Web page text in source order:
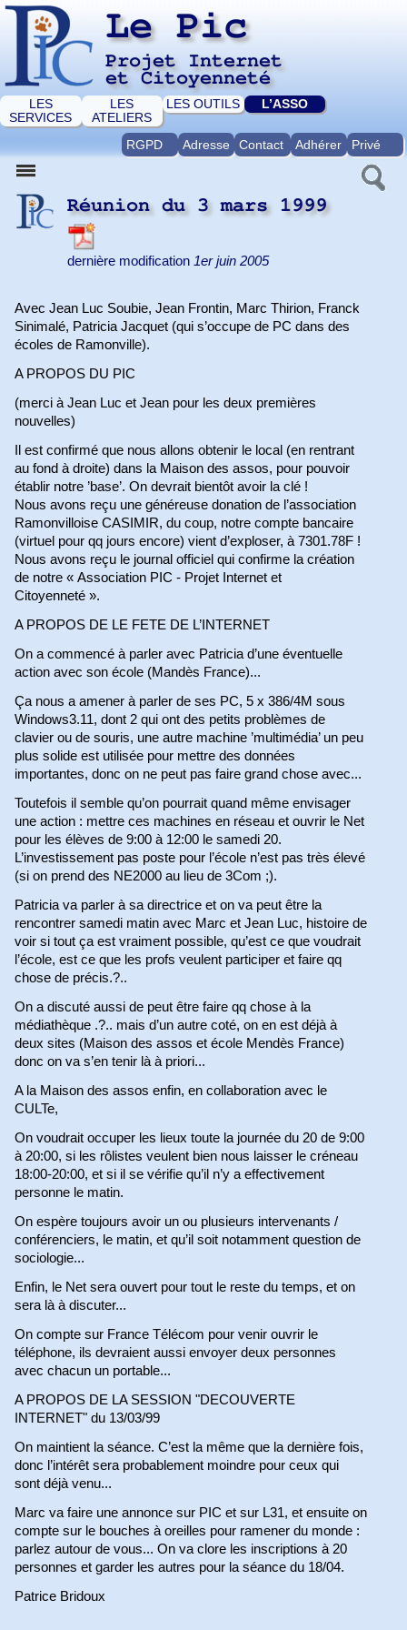
Le Pic
Projet Internet
et Citoyenneté
LES
SERVICES
LES
ATELIERS
LES OUTILS L’ASSO
RGPD Adresse Contact Adhérer Privé
Réunion du 3 mars 1999
dernière modification 1er juin 2005
Avec Jean Luc Soubie, Jean Frontin, Marc Thirion, Franck
Sinimalé, Patricia Jacquet (qui s’occupe de PC dans des
écoles de Ramonville).
A PROPOS DU PIC
(merci à Jean Luc et Jean pour les deux premières
nouvelles)
Il est confirmé que nous allons obtenir le local (en rentrant
au fond à droite) dans la Maison des assos, pour pouvoir
établir notre ’base’. On devrait bientôt avoir la clé !
Nous avons reçu une généreuse donation de l’association
Ramonvilloise CASIMIR, du coup, notre compte bancaire
(virtuel pour qq jours encore) vient d’exploser, à 7301.78F !
Nous avons reçu le journal officiel qui confirme la création
de notre « Association PIC - Projet Internet et
Citoyenneté ».
A PROPOS DE LE FETE DE L’INTERNET
On a commencé à parler avec Patricia d’une éventuelle
action avec son école (Mandès France)...
Ça nous a amener à parler de ses PC, 5 x 386/4M sous
Windows3.11, dont 2 qui ont des petits problèmes de
clavier ou de souris, une autre machine ’multimédia’ un peu
plus solide est utilisée pour mettre des données
importantes, donc on ne peut pas faire grand chose avec...
Toutefois il semble qu’on pourrait quand même envisager
une action : mettre ces machines en réseau et ouvrir le Net
pour les élèves de 9:00 à 12:00 le samedi 20.
L’investissement pas poste pour l’école n’est pas très élevé
(si on prend des NE2000 au lieu de 3Com ;).
Patricia va parler à sa directrice et on va peut être la
rencontrer samedi matin avec Marc et Jean Luc, histoire de
voir si tout ça est vraiment possible, qu’est ce que voudrait
l’école, est ce que les profs veulent participer et faire qq
chose de précis.?..
On a discuté aussi de peut être faire qq chose à la
médiathèque .?.. mais d’un autre coté, on en est déjà à
deux sites (Maison des assos et école Mendès France)
donc on va s’en tenir là à priori...
A la Maison des assos enfin, en collaboration avec le
CULTe,
On voudrait occuper les lieux toute la journée du 20 de 9:00
à 20:00, si les rôlistes veulent bien nous laisser le créneau
18:00-20:00, et si il se vérifie qu’il n’y a effectivement
personne le matin.
On espère toujours avoir un ou plusieurs intervenants /
conférenciers, le matin, et qu’il soit notamment question de
sociologie...
Enfin, le Net sera ouvert pour tout le reste du temps, et on
sera là à discuter...
On compte sur France Télécom pour venir ouvrir le
téléphone, ils devraient aussi envoyer deux personnes
avec chacun un portable...
A PROPOS DE LA SESSION "DECOUVERTE
INTERNET" du 13/03/99
On maintient la séance. C’est la même que la dernière fois,
donc l’intérêt sera probablement moindre pour ceux qui
sont déjà venu...
Marc va faire une annonce sur PIC et sur L31, et ensuite on
compte sur le bouches à oreilles pour ramener du monde :
parlez autour de vous... On va clore les inscriptions à 20
personnes et garder les autres pour la séance du 18/04.
Patrice Bridoux